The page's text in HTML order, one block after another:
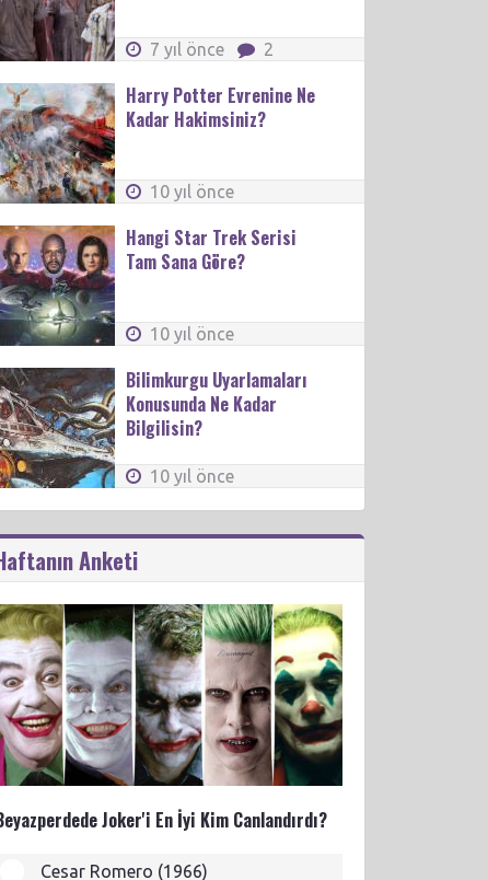
7 yıl önce 2
Harry Potter Evrenine Ne
Kadar Hakimsiniz?
10 yıl önce
Hangi Star Trek Serisi
Tam Sana Göre?
10 yıl önce
Bilimkurgu Uyarlamaları
Konusunda Ne Kadar
Bilgilisin?
10 yıl önce
Anketi
Joker'i En İyi Kim Canlandırdı?
Cesar Romero (1966)